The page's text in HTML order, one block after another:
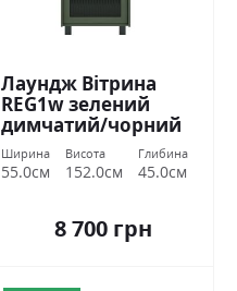
Лаундж Вітрина
REG1w зелений
димчатий/чорний
БРВ Україна
Ширина
55.0см
Висота
152.0см
Глибина
45.0см
8 700 грн